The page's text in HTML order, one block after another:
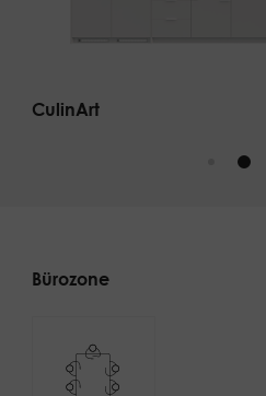
CulinArt
Bürozone